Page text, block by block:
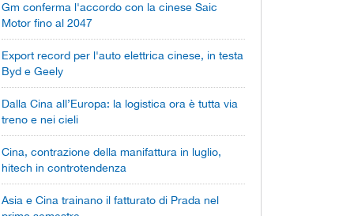
Gm conferma l'accordo con la cinese Saic
Motor fino al 2047
Export record per l'auto elettrica cinese, in testa
Byd e Geely
Dalla Cina all’Europa: la logistica ora è tutta via
treno e nei cieli
Cina, contrazione della manifattura in luglio,
hitech in controtendenza
Asia e Cina trainano il fatturato di Prada nel